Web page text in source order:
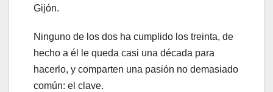
Gijón.
Ninguno de los dos ha cumplido los treinta, de
hecho a él le queda casi una década para
hacerlo, y comparten una pasión no demasiado
común: el clave.